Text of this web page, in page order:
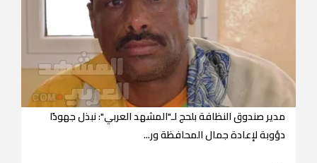
مدير صندوق النظافة بلحج لـ"المشهد العربي": نبذل جهودًا
دؤوبة لإعادة جمال المحافظة ور...